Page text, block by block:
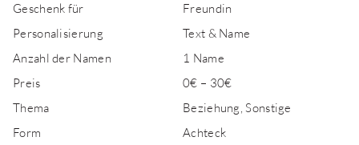
Geschenk für
Freundin
Personalisierung
Text & Name
Anzahl der Namen
1 Name
Preis
0€ – 30€
Thema
Beziehung, Sonstige
Form
Achteck